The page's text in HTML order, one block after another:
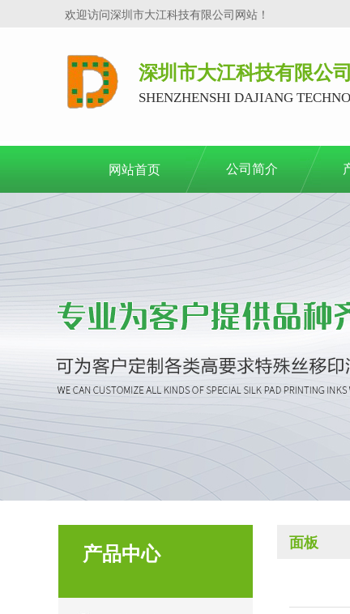
欢迎访问深圳市大江科技有限公司网站！
深圳市大江科技有限公司
SHENZHENSHI DAJIANG
网站首页 公司简介
产品中心 面板